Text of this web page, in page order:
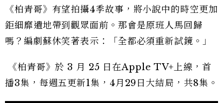
《柏青哥》有望拍攝4季故事，將小說中的時空更加
鉅細靡遺地帶到觀眾面前。那會是原班人馬回歸
嗎？編劇蘇休笑著表示：「全都必須重新試鏡。」
《柏青哥》於 3 月 25 日在Apple TV+上線，首
播3集，每週五更新1集，4月29日大結局，共8集。